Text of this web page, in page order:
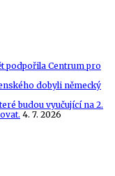
podpořila Centrum pro
dobyli německý
budou vyučující na 2.
4. 7. 2026